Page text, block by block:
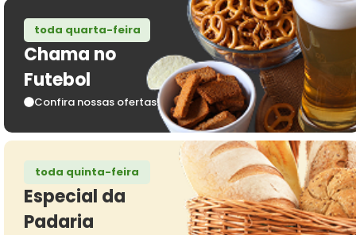
toda quarta-feira
Chama no
Futebol
Confira nossas ofertas!
toda quinta-feira
Especial da
Padaria